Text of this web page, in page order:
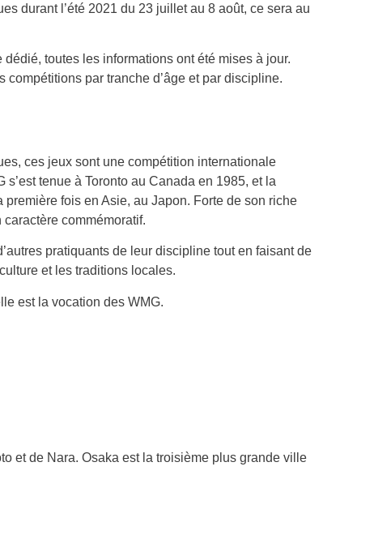
durant l’été 2021 du 23 juillet au 8 août, ce sera au
toutes les informations ont été mises à jour.
par tranche d’âge et par discipline.
ces jeux sont une compétition internationale
tenue à Toronto au Canada en 1985, et la
fois en Asie, au Japon. Forte de son riche
commémoratif.
pratiquants de leur discipline tout en faisant de
et les traditions locales.
est la vocation des WMG.
et de Nara. Osaka est la troisième plus grande ville